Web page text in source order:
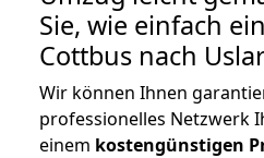
Sie, wie einfach
Cottbus nach
Wir können Ihnen
professionelles Netzwerk
einem kostengünstigen